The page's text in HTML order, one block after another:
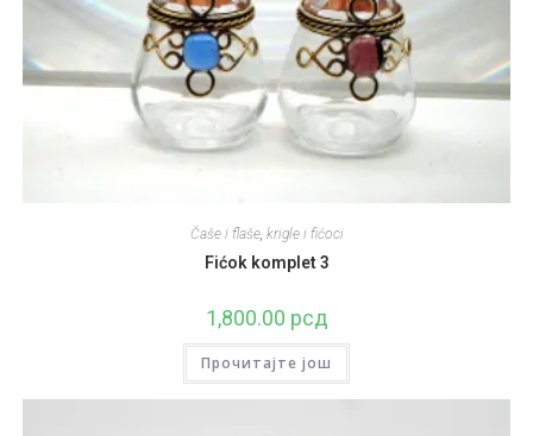
Čaše i flaše, krigle i fićoci
Fićok komplet 3
1,800.00 рсд
Прочитајте још